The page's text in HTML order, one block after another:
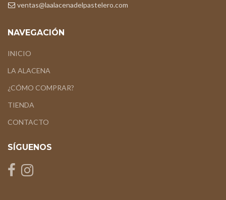
ventas@laalacenadelpastelero.com
NAVEGACIÓN
INICIO
LA ALACENA
¿CÓMO COMPRAR?
TIENDA
CONTACTO
SÍGUENOS